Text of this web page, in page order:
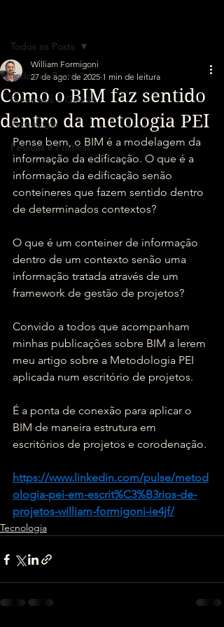
Todos os Posts
Processos e Gestão
Tecnologia
Pessoas e Políticas
Todos os Posts
Como o BIM faz sentido
dentro da metologia PEI
William Formigoni
27 de ago. de 2025 1 min de leitura
Pense bem, o BIM é a modelagem da
informação da edificação. O que é a
informação da edificação senão
conteineres que fazem sentido dentro
de determinados contextos?
O que é um conteiner de informação
dentro de um contexto senão uma
informação tratada através de um
framework de gestão de projetos?
Convido a todos que acompanham
minhas publicações sobre BIM a lerem
meu artigo sobre a Metodologia PEI
aplicada num escritório de projetos.
É a ponta de conexão para aplicar o
BIM de maneira estrutura em
escritórios de projetos e corodenação.
https://www.linkedin.com/pulse/metod
ologia-pei-em-escrit%C3%B3rios-de-
projetos-william-formigoni-ie4jf/
Tecnologia